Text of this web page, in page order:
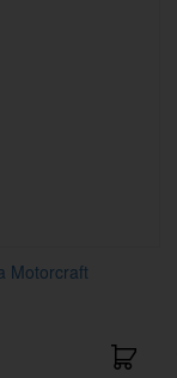
Motorcraft